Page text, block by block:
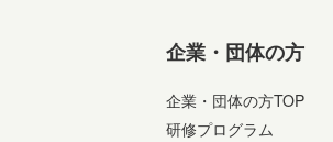
企業・団体の方
企業・団体の方TOP
研修プログラム